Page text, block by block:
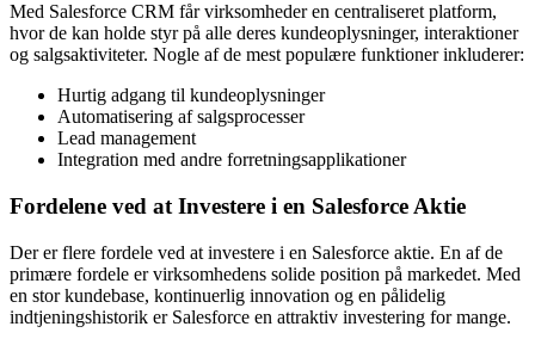
Med Salesforce CRM får virksomheder en centraliseret platform,
hvor de kan holde styr på alle deres kundeoplysninger, interaktioner
og salgsaktiviteter. Nogle af de mest populære funktioner inkluderer:
Hurtig adgang til kundeoplysninger
Automatisering af salgsprocesser
Lead management
Integration med andre forretningsapplikationer
Fordelene ved at Investere i en Salesforce Aktie
Der er flere fordele ved at investere i en Salesforce aktie. En af de
primære fordele er virksomhedens solide position på markedet. Med
en stor kundebase, kontinuerlig innovation og en pålidelig
indtjeningshistorik er Salesforce en attraktiv investering for mange.